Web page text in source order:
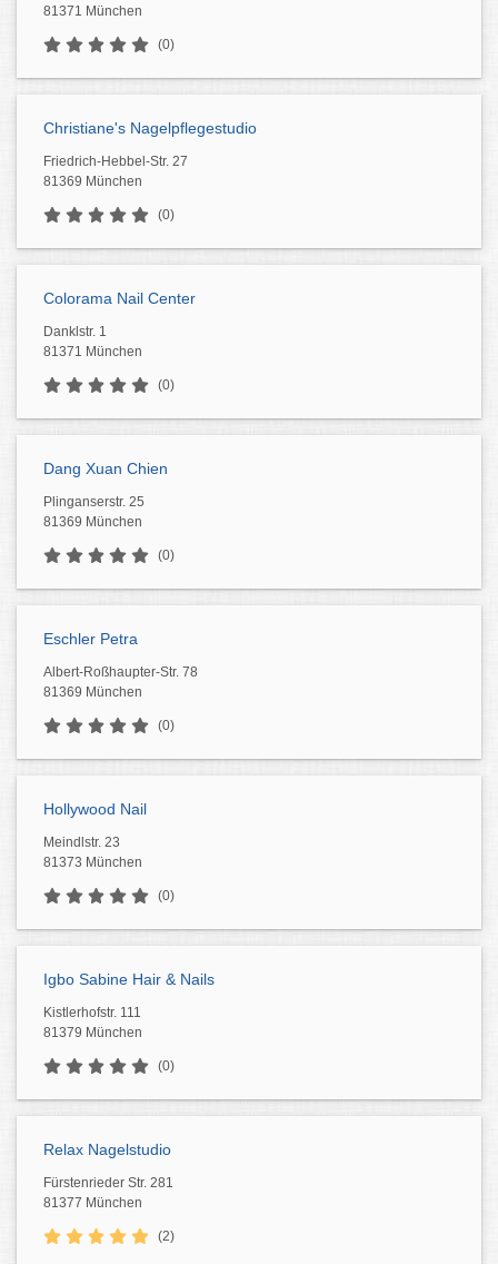
81371 München
(0)
Christiane's Nagelpflegestudio
Friedrich-Hebbel-Str. 27
81369 München
(0)
Colorama Nail Center
Danklstr. 1
81371 München
(0)
Dang Xuan Chien
Plinganserstr. 25
81369 München
(0)
Eschler Petra
Albert-Roßhaupter-Str. 78
81369 München
(0)
Hollywood Nail
Meindlstr. 23
81373 München
(0)
Igbo Sabine Hair & Nails
Kistlerhofstr. 111
81379 München
(0)
Relax Nagelstudio
Fürstenrieder Str. 281
81377 München
(2)